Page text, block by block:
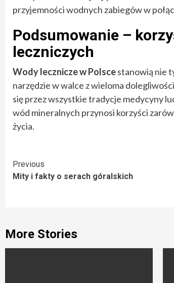
przyjemności wodnych zabiegów w
Podsumowanie –
leczniczych
Wody lecznicze w Polscestanowią nie
narzędzie w walce z wieloma
się przez wszystkie tradycje medycyny
wód mineralnych przynosi korzyści
życia.
Continue
Reading
Previous
Mity i fakty o serach góralskich
More Stories